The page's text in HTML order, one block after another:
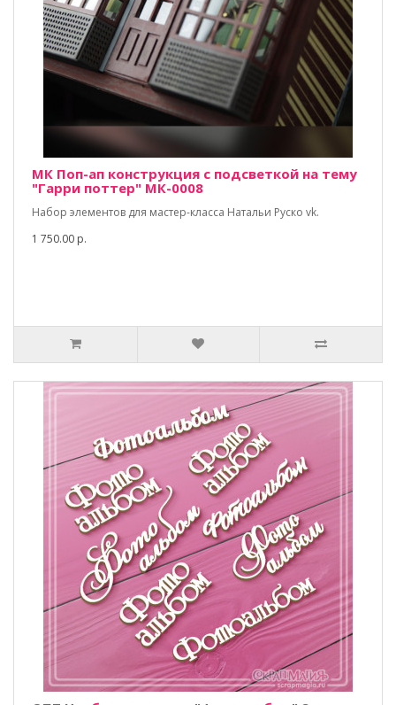
МК Поп-ап конструкция с подсветкой на тему
"Гарри поттер" МК-0008
Набор элементов для мастер-класса Натальи Руско vk.
1 750.00 р.